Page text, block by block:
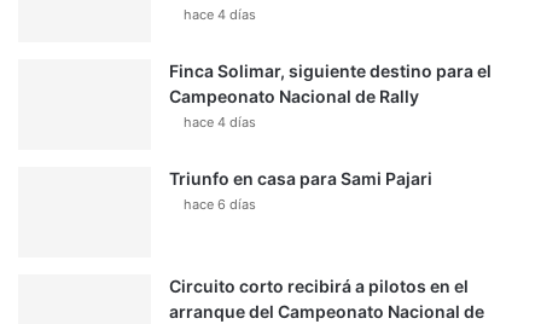
hace 4 días
Finca Solimar, siguiente destino para el
Campeonato Nacional de Rally
hace 4 días
Triunfo en casa para Sami Pajari
hace 6 días
Circuito corto recibirá a pilotos en el
arranque del Campeonato Nacional de